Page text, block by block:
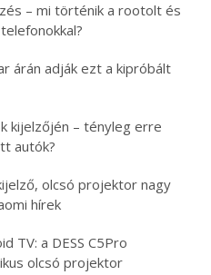
– mi történik a rootolt és
árán adják ezt a kipróbált
kijelzőjén – tényleg erre
autók?
olcsó projektor nagy
hírek
TV: a DESS C5Pro
olcsó projektor